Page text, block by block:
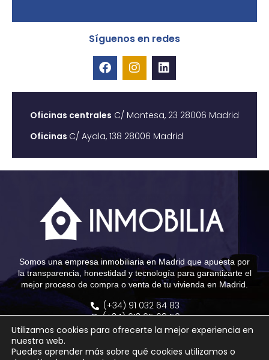
Síguenos en redes
Oficinas centrales C/ Montesa, 23 28006 Madrid
Oficinas C/ Ayala, 138 28006 Madrid
Somos una empresa inmobiliaria en Madrid que apuesta por
la transparencia, honestidad y tecnología para garantizarte el
mejor proceso de compra o venta de tu vivienda en Madrid.
(+34) 91 032 64 83
(+34) 613 65 69 56
info@grupoinmobilia.com
Calle Ayala, 138 - 28006 Madrid
Utilizamos cookies para ofrecerte la mejor experiencia en
nuestra web.
Puedes aprender más sobre qué cookies utilizamos o